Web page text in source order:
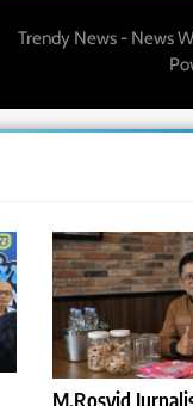
M.Rosyid
Trendy News - News